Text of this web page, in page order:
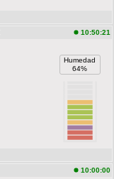
10:50:21
Humedad
64%
10:00:00